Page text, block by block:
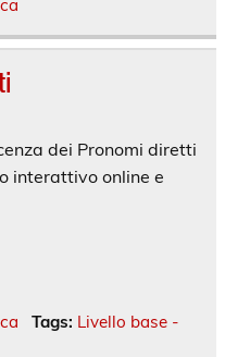
dei Pronomi diretti
interattivo online e
Tags: Livello base -